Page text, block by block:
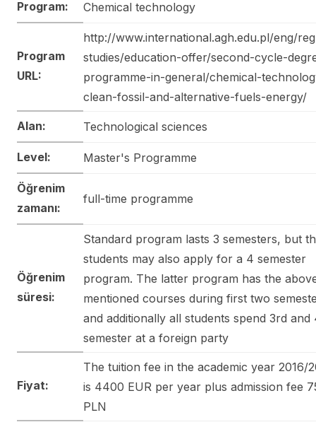
Program: Chemical technology
Program
URL:
http://www.international.agh.edu.pl/eng/
studies/education-offer/second-cycle-
programme-in-general/chemical-
clean-fossil-and-alternative-fuels-energy/
Alan: Technological sciences
Level: Master's Programme
Öğrenim
zamanı:
full-time programme
Öğrenim
süresi:
Standard program lasts 3 semesters, but
students may also apply for a 4 semester
program. The latter program has the
mentioned courses during first two
and additionally all students spend 3rd and
semester at a foreign party
Fiyat:
The tuition fee in the academic year 2016/
is 4400 EUR per year plus admission fee
PLN